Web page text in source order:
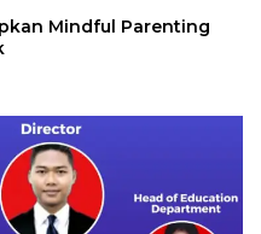
Mindful Parenting